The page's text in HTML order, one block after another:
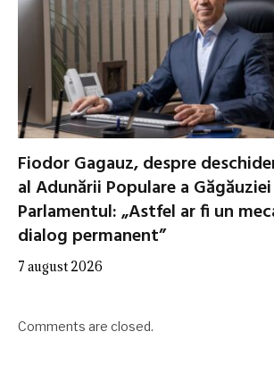
Fiodor Gagauz, despre
al Adunării Populare a
Parlamentul: „Astfel ar fi un
dialog permanent”
7 august 2026
Comments are closed.